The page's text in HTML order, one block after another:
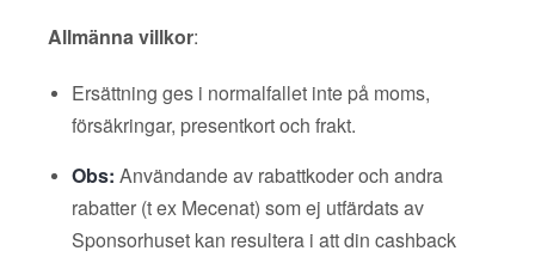
Allmänna villkor:
Ersättning ges i normalfallet inte på moms,
försäkringar, presentkort och frakt.
Obs: Användande av rabattkoder och andra
rabatter (t ex Mecenat) som ej utfärdats av
Sponsorhuset kan resultera i att din cashback